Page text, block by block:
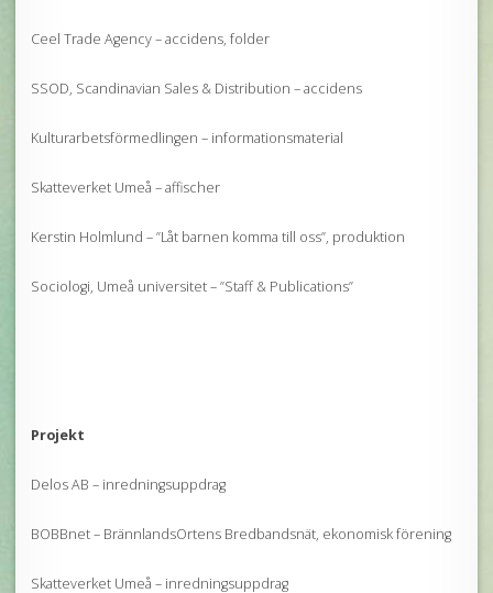
Ceel Trade Agency – accidens, folder
SSOD, Scandinavian Sales & Distribution – accidens
Kulturarbetsförmedlingen – informationsmaterial
Skatteverket Umeå – affischer
Kerstin Holmlund – ”Låt barnen komma till oss”, produktion
Sociologi, Umeå universitet – ”Staff & Publications”
Projekt
Delos AB – inredningsuppdrag
BOBBnet – BrännlandsOrtens Bredbandsnät, ekonomisk förening
Skatteverket Umeå – inredningsuppdrag